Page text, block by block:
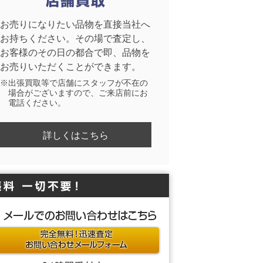
お売りになりたい品物を直接当社へ
お持ちください。その場で査定し、
お客様のその日の都合で即、品物を
お売りいただくことができます。
※出張買取等で店舗にスタッフが不在の
場合がございますので、ご来店前にお
電話ください。
詳しくはこちら